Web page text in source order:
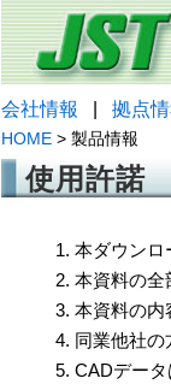
会社情報 拠点
HOME > 製品情報
使用許諾
1. 本ダウンロ
2. 本資料の全
3. 本資料の内
4. 同業他社の
5. CADデータ